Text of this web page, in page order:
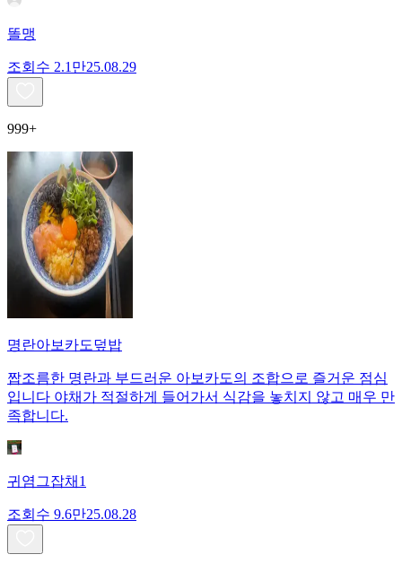
똘맹
조회수 2.1만25.08.29
999+
명란아보카도덮밥
짭조름한 명란과 부드러운 아보카도의 조합으로 즐거운 점심
입니다 야채가 적절하게 들어가서 식감을 놓치지 않고 매우 만
족합니다.
귀염그잡채1
조회수 9.6만25.08.28